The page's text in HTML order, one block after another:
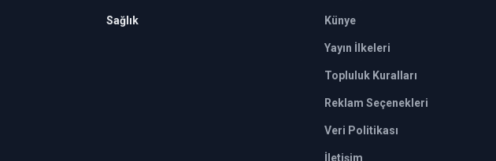
Sağlık Künye
Yayın İlkeleri
Topluluk Kuralları
Reklam Seçenekleri
Veri Politikası
İletişim